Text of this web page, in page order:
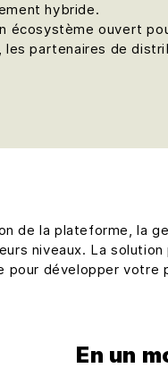
hybride.
écosystème ouvert
les partenaires de
de la plateforme, la
niveaux. La
pour développer votre
En un